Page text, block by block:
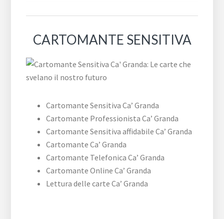
CARTOMANTE SENSITIVA
Cartomante Sensitiva Ca’ Granda
Cartomante Professionista Ca’ Granda
Cartomante Sensitiva affidabile Ca’ Granda
Cartomante Ca’ Granda
Cartomante Telefonica Ca’ Granda
Cartomante Online Ca’ Granda
Lettura delle carte Ca’ Granda